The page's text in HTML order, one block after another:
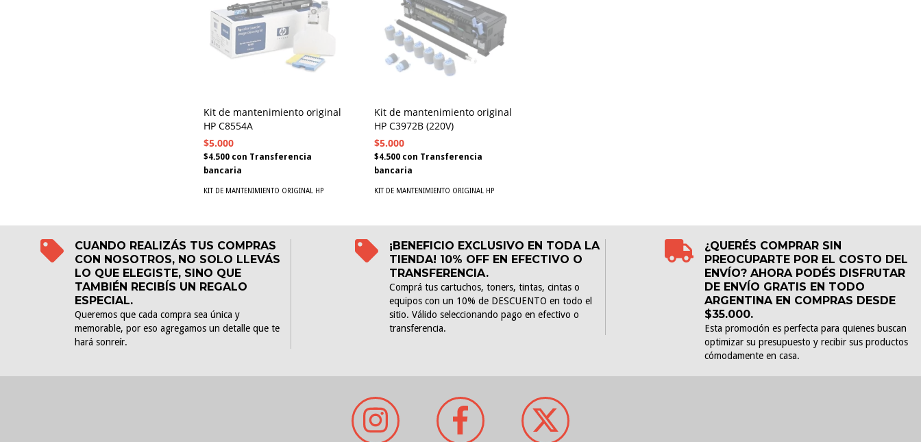
Kit de mantenimiento original
HP C8554A
$5.000
$4.500 con Transferencia
bancaria
KIT DE MANTENIMIENTO ORIGINAL HP
Kit de mantenimiento original
HP C3972B (220V)
$5.000
$4.500 con Transferencia
bancaria
KIT DE MANTENIMIENTO ORIGINAL HP
CUANDO REALIZÁS TUS COMPRAS
CON NOSOTROS, NO SOLO LLEVÁS
LO QUE ELEGISTE, SINO QUE
TAMBIÉN RECIBÍS UN REGALO
ESPECIAL.
Queremos que cada compra sea única y
memorable, por eso agregamos un detalle que te
hará sonreír.
¡BENEFICIO EXCLUSIVO EN TODA LA
TIENDA! 10% OFF EN EFECTIVO O
TRANSFERENCIA.
Comprá tus cartuchos, toners, tintas, cintas o
equipos con un 10% de DESCUENTO en todo el
sitio. Válido seleccionando pago en efectivo o
transferencia.
¿QUERÉS COMPRAR SIN
PREOCUPARTE POR EL COSTO DEL
ENVÍO? AHORA PODÉS DISFRUTAR
DE ENVÍO GRATIS EN TODO
ARGENTINA EN COMPRAS DESDE
$35.000.
Esta promoción es perfecta para quienes buscan
optimizar su presupuesto y recibir sus productos
cómodamente en casa.